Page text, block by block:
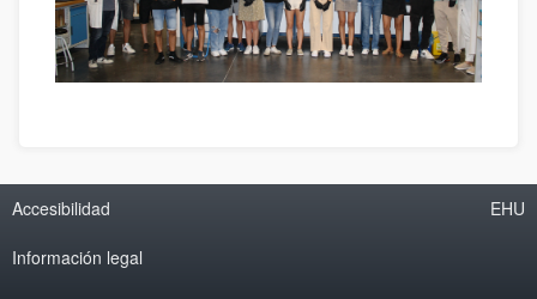
Accesibilidad
Información legal
EHU